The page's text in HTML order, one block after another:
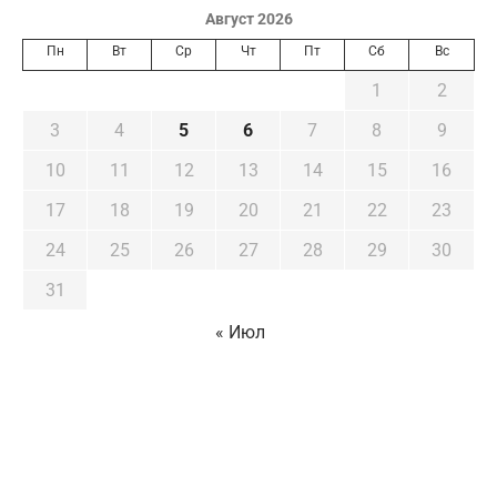
Август 2026
Пн Вт Ср Чт Пт Сб Вс
1
2
3
4 5 6 7 8
9
10
11 12 13 14 15
16
17
18 19 20 21 22
23
24
25 26 27 28 29
30
31
« Июл